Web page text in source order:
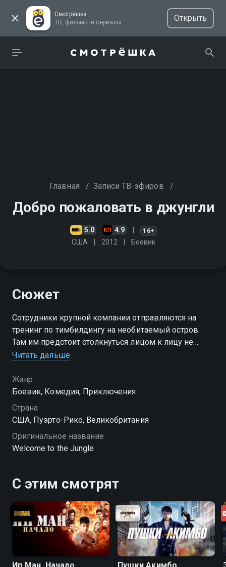
Смотрёшка
ТВ, фильмы и сериалы
Открыть
Главная / Записи ТВ-эфиров /
Добро пожаловать в джунгли
5.0 4.9 16+
США 2012 Боевик
Сюжет
Сотрудники крупной компании отправляются на
тренинг по тимбилдингу на необитаемый остров.
Там им предстоит столкнуться лицом к лицу не
только с дикой природой, но и со своими
Читать дальше
Жанр
Боевик, Комедия, Приключения
Страна
США, Пуэрто-Рико, Великобритания
Оригинальное название
Welcome to the Jungle
С этим смотрят
Ип Ман. Начало Пушки Акимбо